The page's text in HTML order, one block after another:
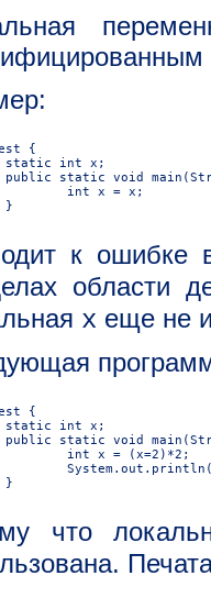
к ошибке
области
x еще не
что